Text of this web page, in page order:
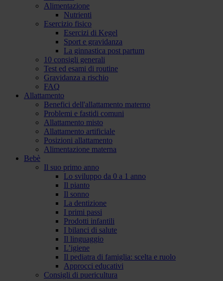
Alimentazione
Nutrienti
Esercizio fisico
Esercizi di Kegel
Sport e gravidanza
La ginnastica post partum
10 consigli generali
Test ed esami di routine
Gravidanza a rischio
FAQ
Allattamento
Benefici dell'allattamento materno
Problemi e fastidi comuni
Allattamento misto
Allattamento artificiale
Posizioni allattamento
Alimentazione materna
Bebè
Il suo primo anno
Lo sviluppo da 0 a 1 anno
Il pianto
Il sonno
La dentizione
I primi passi
Prodotti infantili
I bilanci di salute
Il linguaggio
L’igiene
Il pediatra di famiglia: scelta e ruolo
Approcci educativi
Consigli di puericultura